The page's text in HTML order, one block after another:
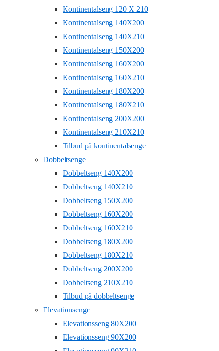
Kontinentalseng 120 X 210
Kontinentalseng 140X200
Kontinentalseng 140X210
Kontinentalseng 150X200
Kontinentalseng 160X200
Kontinentalseng 160X210
Kontinentalseng 180X200
Kontinentalseng 180X210
Kontinentalseng 200X200
Kontinentalseng 210X210
Tilbud på kontinentalsenge
Dobbeltsenge
Dobbeltseng 140X200
Dobbeltseng 140X210
Dobbeltseng 150X200
Dobbeltseng 160X200
Dobbeltseng 160X210
Dobbeltseng 180X200
Dobbeltseng 180X210
Dobbeltseng 200X200
Dobbeltseng 210X210
Tilbud på dobbeltsenge
Elevationsenge
Elevationsseng 80X200
Elevationsseng 90X200